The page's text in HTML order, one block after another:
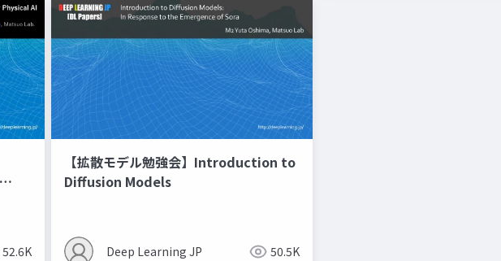
52.6K
【拡散モデル勉強会】Introduction to
Diffusion Models
Deep Learning JP 50.5K